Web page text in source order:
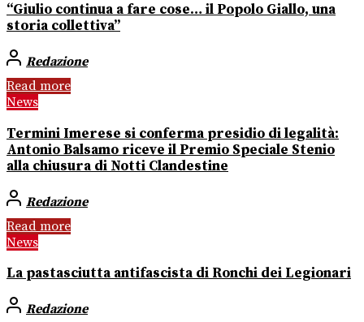
“Giulio continua a fare cose… il Popolo Giallo, una
storia collettiva”
Redazione
Read more
News
Termini Imerese si conferma presidio di legalità:
Antonio Balsamo riceve il Premio Speciale Stenio
alla chiusura di Notti Clandestine
Redazione
Read more
News
La pastasciutta antifascista di Ronchi dei Legionari
Redazione